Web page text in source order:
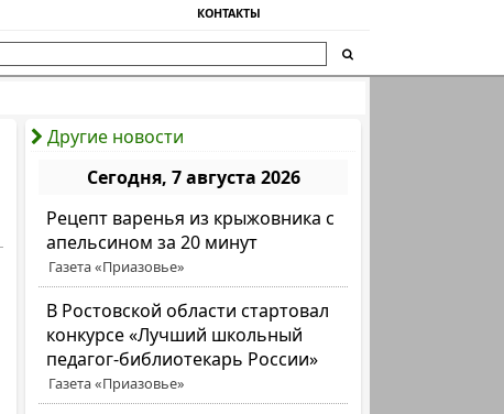
КОНТАКТЫ
Другие новости
Сегодня, 7 августа 2026
Рецепт варенья из крыжовника с
апельсином за 20 минут
Газета «Приазовье»
В Ростовской области стартовал
конкурсе «Лучший школьный
педагог-библиотекарь России»
Газета «Приазовье»